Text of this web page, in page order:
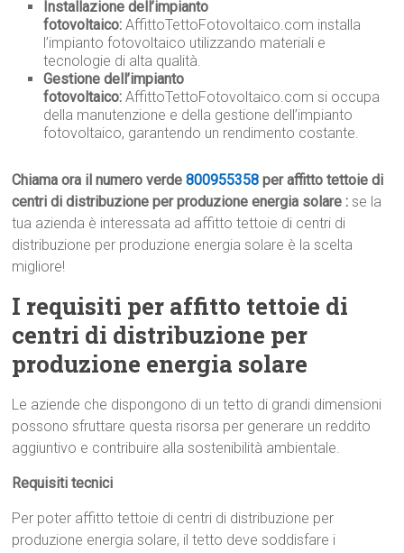
Installazione dell’impianto
fotovoltaico: AffittoTettoFotovoltaico.com installa
l’impianto fotovoltaico utilizzando materiali e
tecnologie di alta qualità.
Gestione dell’impianto
fotovoltaico: AffittoTettoFotovoltaico.com si occupa
della manutenzione e della gestione dell’impianto
fotovoltaico, garantendo un rendimento costante.
Chiama ora il numero verde800955358 per affitto tettoie di
centri di distribuzione per produzione energia solare : se la
tua azienda è interessata ad affitto tettoie di centri di
distribuzione per produzione energia solare è la scelta
migliore!
I requisiti per affitto tettoie di
centri di distribuzione per
produzione energia solare
Le aziende che dispongono di un tetto di grandi dimensioni
possono sfruttare questa risorsa per generare un reddito
aggiuntivo e contribuire alla sostenibilità ambientale.
Requisiti tecnici
Per poter affitto tettoie di centri di distribuzione per
produzione energia solare, il tetto deve soddisfare i